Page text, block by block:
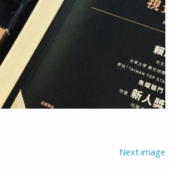
Next image